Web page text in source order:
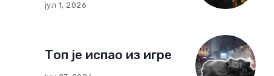
изградиле мрежу
јул 1, 2026
Топ је испао из игре